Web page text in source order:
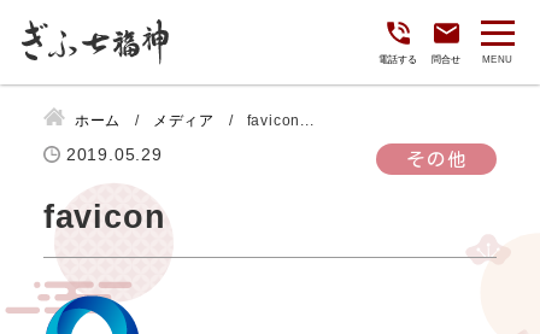
電話する 問合せ
ホーム メディア favicon...
2019.05.29 その他
favicon